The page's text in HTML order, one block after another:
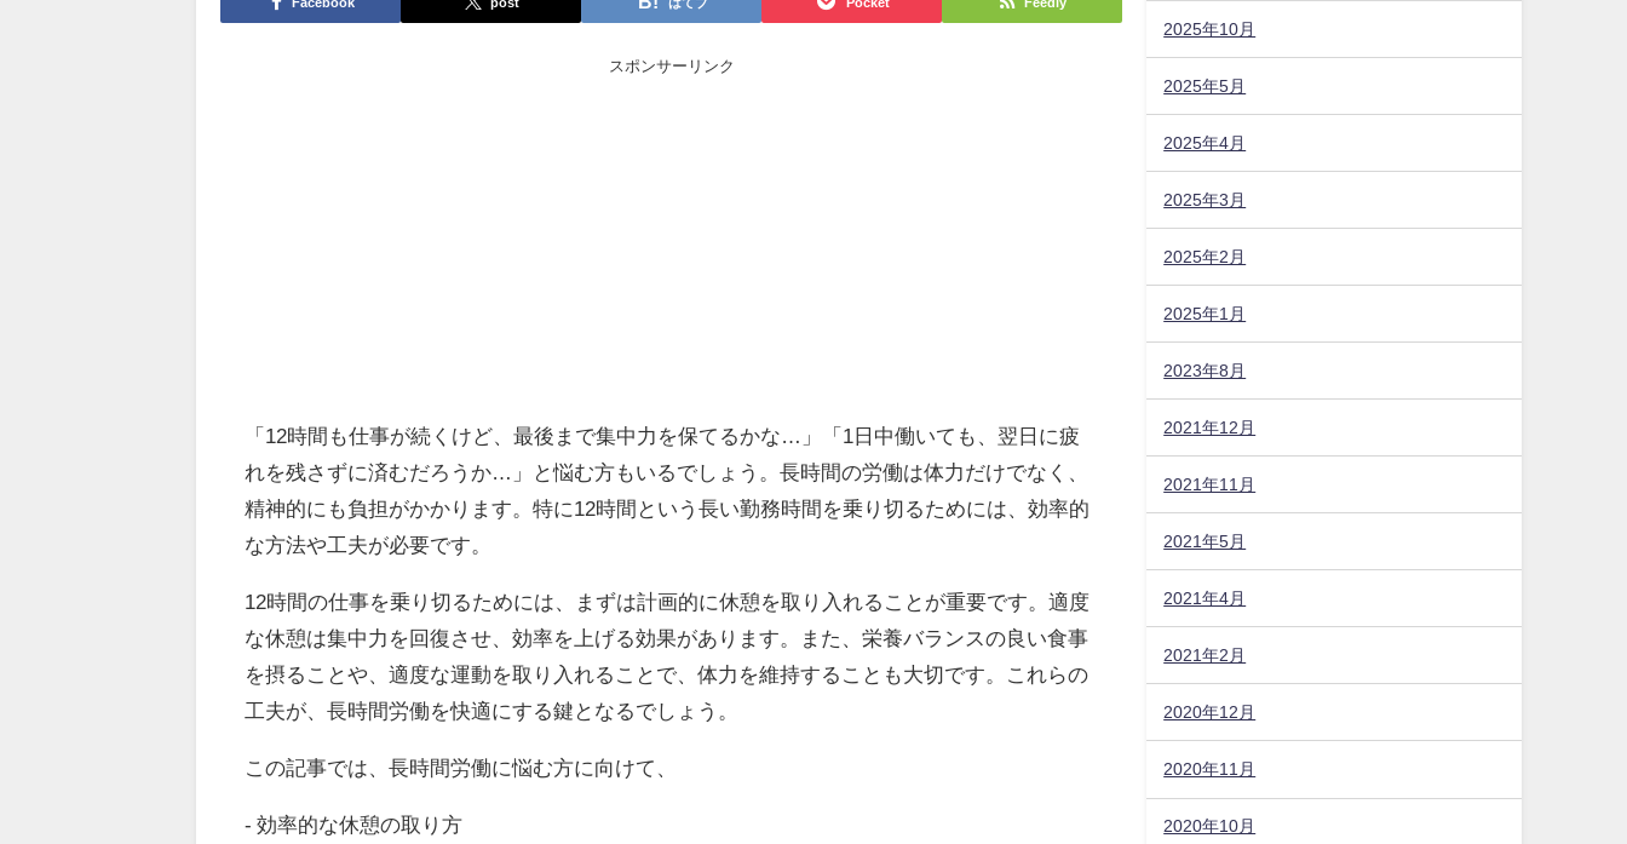
スポンサーリンク
「12時間も仕事が続くけど、最後まで集中力を保てるかな…」「1日中働いても、翌日に疲
れを残さずに済むだろうか…」と悩む方もいるでしょう。長時間の労働は体力だけでなく、
精神的にも負担がかかります。特に12時間という長い勤務時間を乗り切るためには、効率的
な方法や工夫が必要です。
12時間の仕事を乗り切るためには、まずは計画的に休憩を取り入れることが重要です。適度
な休憩は集中力を回復させ、効率を上げる効果があります。また、栄養バランスの良い食事
を摂ることや、適度な運動を取り入れることで、体力を維持することも大切です。これらの
工夫が、長時間労働を快適にする鍵となるでしょう。
この記事では、長時間労働に悩む方に向けて、
- 効率的な休憩の取り方
2025年10月
2025年5月
2025年4月
2025年3月
2025年2月
2025年1月
2023年8月
2021年12月
2021年11月
2021年5月
2021年4月
2021年2月
2020年12月
2020年11月
2020年10月